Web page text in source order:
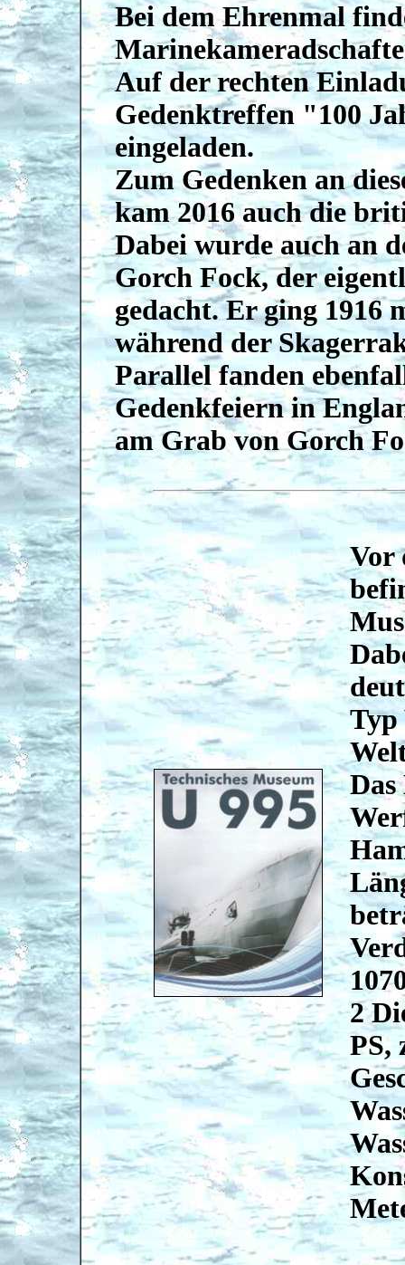
Bei dem Ehrenmal
Auf der rechten
Gedenktreffen "100
eingeladen.
Zum Gedenken an
kam 2016 auch die
Dabei wurde auch an
Gorch Fock, der
gedacht. Er ging 1916
während der
Parallel fanden
Gedenkfeiern in
am Grab von Gorch
Vor
Typ
2
PS,